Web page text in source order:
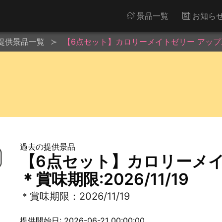
景品一覧 お知ら
供景品一覧 【6点セット】カロリーメイトゼリー ア
過去の提供景品
【6点セット】カロリー
＊賞味期限:2026/11/19
＊賞味期限：2026/11/19